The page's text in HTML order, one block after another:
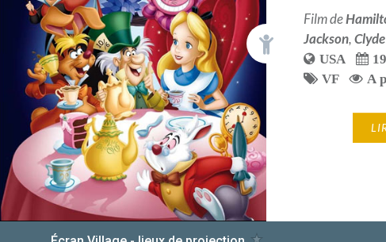
Film de
Jackson,
USA
VF
A